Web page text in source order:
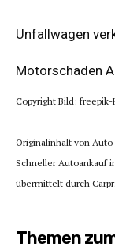
Unfallwagen
Motorschaden
Copyright Bild: freepik-
Originalinhalt von
Schneller Autoankauf
übermittelt durch
Themen